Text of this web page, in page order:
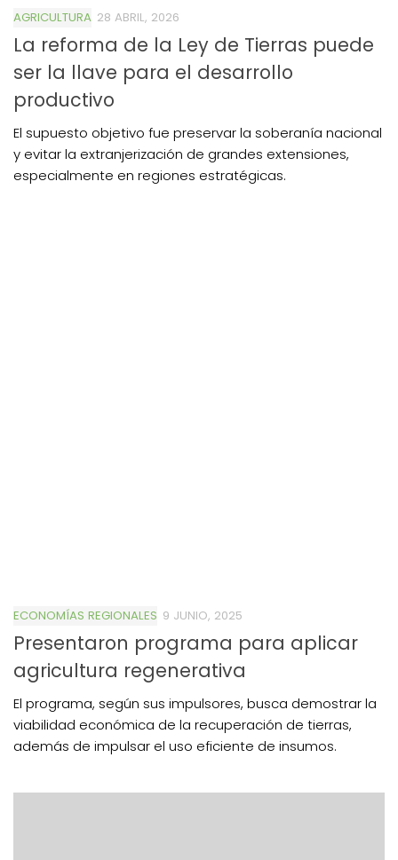
AGRICULTURA 28 ABRIL, 2026
La reforma de la Ley de Tierras puede
ser la llave para el desarrollo
productivo
El supuesto objetivo fue preservar la soberanía nacional
y evitar la extranjerización de grandes extensiones,
especialmente en regiones estratégicas.
ECONOMÍAS REGIONALES 9 JUNIO, 2025
Presentaron programa para aplicar
agricultura regenerativa
El programa, según sus impulsores, busca demostrar la
viabilidad económica de la recuperación de tierras,
además de impulsar el uso eficiente de insumos.